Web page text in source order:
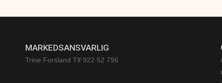
MARKEDSANSVARLIG
Trine Forsland Tlf 922 52 796